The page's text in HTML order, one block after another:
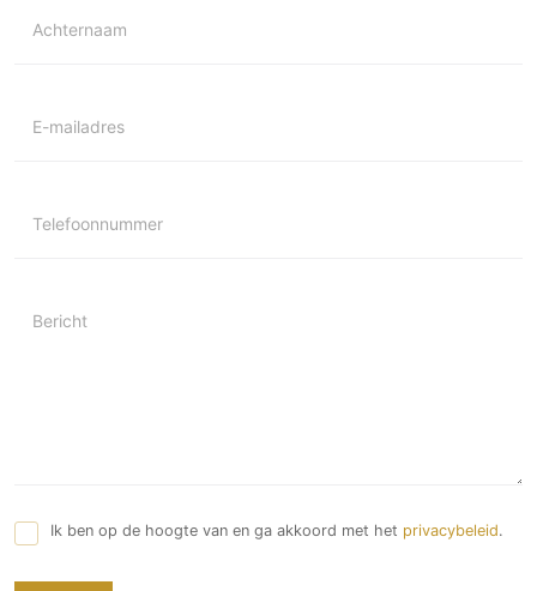
Achternaam
E-mailadres
Telefoonnummer
Bericht
Ik ben op de hoogte van en ga akkoord met het privacybeleid.